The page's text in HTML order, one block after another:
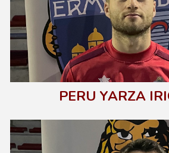
PERU YARZA